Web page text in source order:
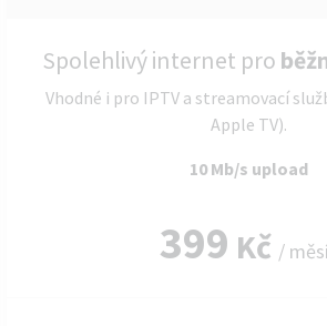
Spolehlivý internet pro
Vhodné i pro IPTV a streamovací
Apple TV).
10 Mb/s upload
399 Kč /